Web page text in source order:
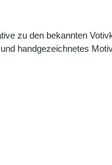
zu den bekannten
handgezeichnetes